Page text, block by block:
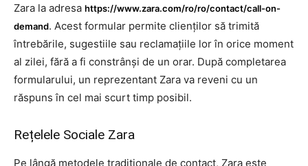
Zara la adresa https://www.zara.com/ro/ro/contact/call-on-
demand. Acest formular permite clienților să trimită
întrebările, sugestiile sau reclamațiile lor în orice moment
al zilei, fără a fi constrânși de un orar. După completarea
formularului, un reprezentant Zara va reveni cu un
răspuns în cel mai scurt timp posibil.
Rețelele Sociale Zara
Pe lângă metodele tradiționale de contact, Zara este